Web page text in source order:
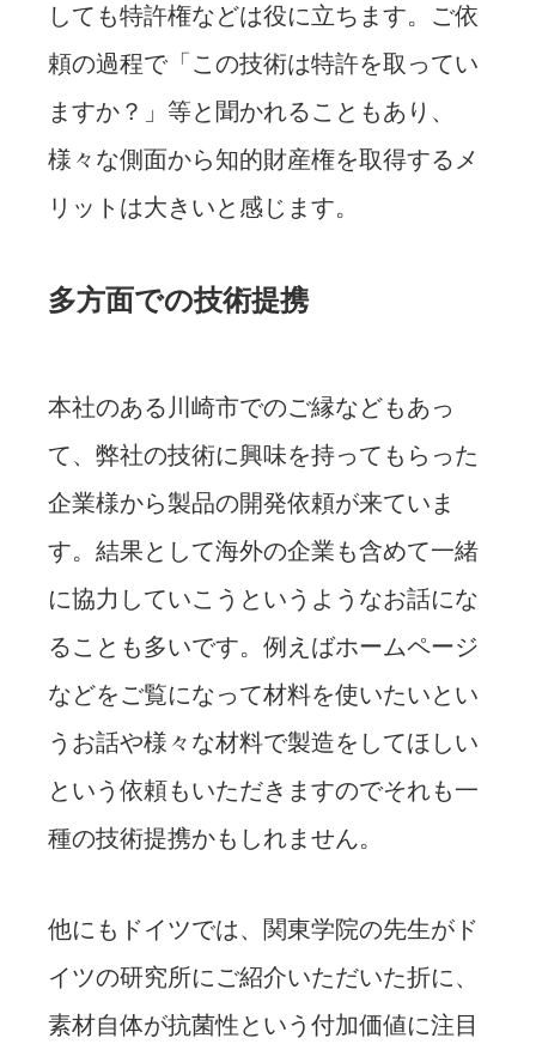
しても特許権などは役に立ちます。ご依
頼の過程で「この技術は特許を取ってい
ますか？」等と聞かれることもあり、
様々な側面から知的財産権を取得するメ
リットは大きいと感じます。
多方面での技術提携
本社のある川崎市でのご縁などもあっ
て、弊社の技術に興味を持ってもらった
企業様から製品の開発依頼が来ていま
す。結果として海外の企業も含めて一緒
に協力していこうというようなお話にな
ることも多いです。例えばホームページ
などをご覧になって材料を使いたいとい
うお話や様々な材料で製造をしてほしい
という依頼もいただきますのでそれも一
種の技術提携かもしれません。
他にもドイツでは、関東学院の先生がド
イツの研究所にご紹介いただいた折に、
素材自体が抗菌性という付加価値に注目